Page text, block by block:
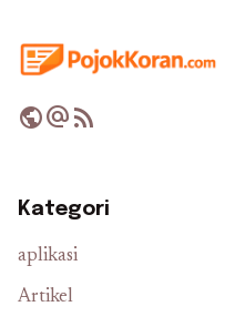
publicalternate_emailrss_feed
Kategori
aplikasi
Artikel